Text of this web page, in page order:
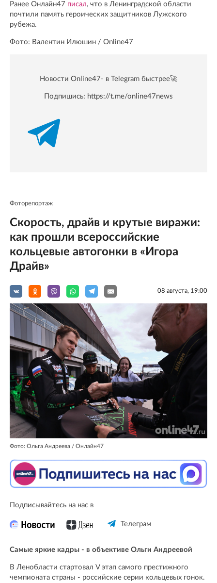
Ранее Онлайн47 писал, что в Ленинградской области
почтили память героических защитников Лужского
рубежа.
Фото: Валентин Илюшин / Online47
Новости Online47- в Telegram быстрее🚀
Подпишись: https://t.me/online47news
Фоторепортаж
Скорость, драйв и крутые виражи:
как прошли всероссийские
кольцевые автогонки в «Игора
Драйв»
08 августа, 19:00
Фото: Ольга Андреева / Онлайн47
Подписывайтесь на нас в
Телеграм
Самые яркие кадры - в объективе Ольги Андреевой
В Ленобласти стартовал V этап самого престижного
чемпионата страны - российские серии кольцевых гонок.